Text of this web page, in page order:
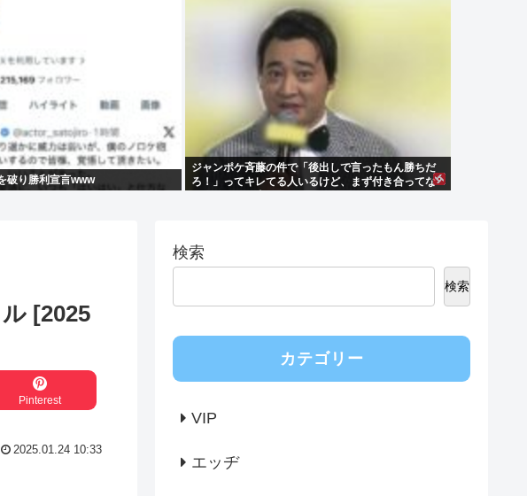
破り勝利宣言www
ジャンポケ斉藤の件で「後出しで言ったもん勝ちだ
ろ！」ってキレてる人いるけど、まず付き合ってな
[2025
Pinterest
2025.01.24 10:33
検索
検索
カテゴリー
VIP
エッヂ